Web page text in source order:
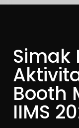
Simak
Booth
IIMS